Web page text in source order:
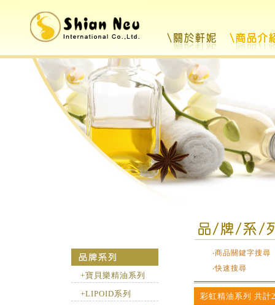
+寶貝樂精油系列
+LIPOID系列
‧商品關鍵字搜尋
‧快速搜尋
彩虹精油系列 共計